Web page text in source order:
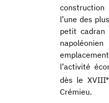
l’une des
petit cadran
l’activité
dès le XVIIIe
Crémieu.